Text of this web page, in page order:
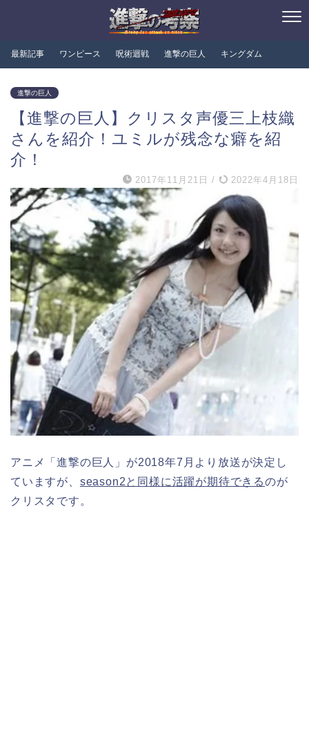
最新記事 ワンピース 呪術迴戦 進撃の巨人 キングダム
進撃の巨人
【進撃の巨人】クリスタ声優三上枝織
さんを紹介！ユミルが残念な癖を紹
介！
2017年11月21日 / 2022年4月18日
アニメ「進撃の巨人」が2018年7月より放送が決定し
ていますが、 season2と同様に活躍が期待できるのが
クリスタです。